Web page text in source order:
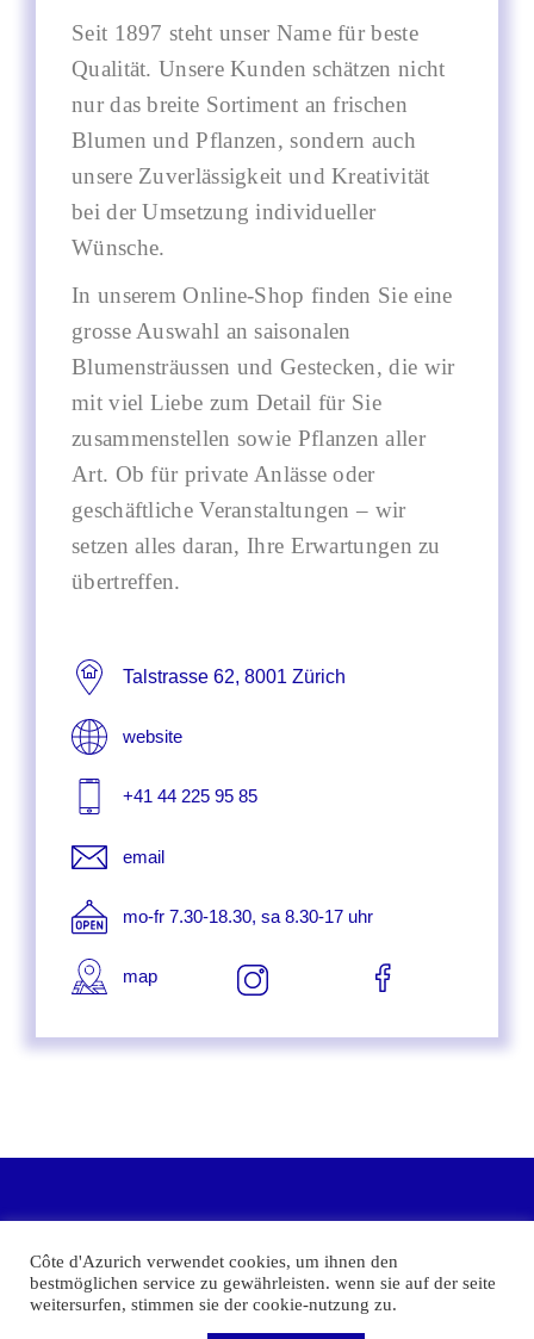
Seit 1897 steht unser Name für beste
Qualität. Unsere Kunden schätzen nicht
nur das breite Sortiment an frischen
Blumen und Pflanzen, sondern auch
unsere Zuverlässigkeit und Kreativität
bei der Umsetzung indivi­du­eller
Wünsche.
In unserem Online-Shop finden Sie eine
grosse Auswahl an saisonalen
Blumensträussen und Gestecken, die wir
mit viel Liebe zum Detail für Sie
zusammenstellen sowie Pflanzen aller
Art. Ob für private Anlässe oder
geschäftliche Veranstaltungen – wir
setzen alles daran, Ihre Erwartungen zu
übertreffen.
Talstrasse 62, 8001 Zürich
website
+41 44 225 95 85
email
mo-fr 7.30-18.30, sa 8.30-17 uhr
map
die mediterrane stadt im herzen europas
Côte d'Azurich verwendet cookies, um ihnen den
bestmöglichen service zu gewährleisten. wenn sie auf der seite
weitersurfen, stimmen sie der cookie-nutzung zu.